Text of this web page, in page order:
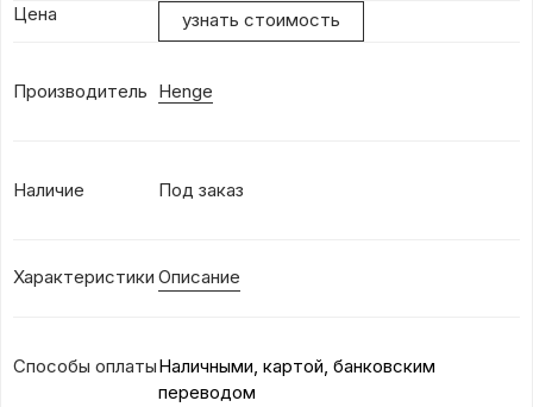
Цена узнать стоимость
Производитель Henge
Наличие Под заказ
Характеристики Описание
Способы оплатыНаличными, картой, банковским
переводом